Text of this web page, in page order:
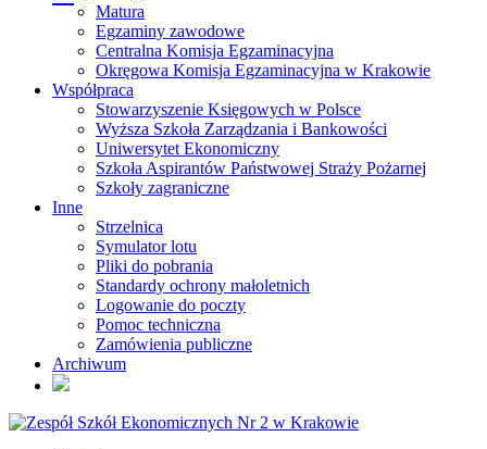
Matura
Egzaminy zawodowe
Centralna Komisja Egzaminacyjna
Okręgowa Komisja Egzaminacyjna w Krakowie
Współpraca
Stowarzyszenie Księgowych w Polsce
Wyższa Szkoła Zarządzania i Bankowości
Uniwersytet Ekonomiczny
Szkoła Aspirantów Państwowej Straży Pożarnej
Szkoły zagraniczne
Inne
Strzelnica
Symulator lotu
Pliki do pobrania
Standardy ochrony małoletnich
Logowanie do poczty
Pomoc techniczna
Zamówienia publiczne
Archiwum